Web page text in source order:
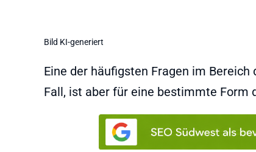
Bild KI-generiert
Eine der häufigsten Fragen im
Fall, ist aber für eine bestimmte Form